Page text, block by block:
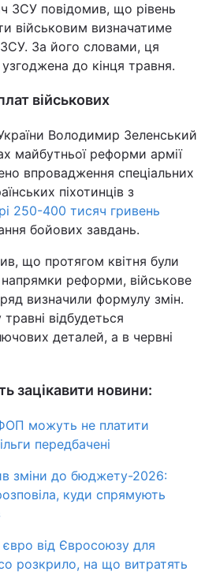
ЗСУ повідомив, що рівень
військовим визначатиме
За його словами, ця
до кінця травня.
військових
Володимир Зеленський
майбутньої реформи армії
впровадження спеціальних
піхотинців з
250-400 тисяч гривень
бойових завдань.
що протягом квітня були
напрямки реформи, військове
визначили формулу змін.
відбудеться
деталей, а в червні
зацікавити новини:
ФОП можуть не платити
передбачені
зміни до бюджету-2026:
куди спрямують
від Євросоюзу для
розкрило, на що витратять